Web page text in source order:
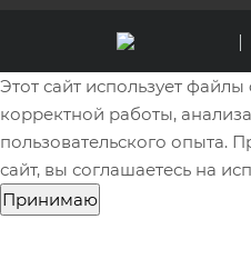
Этот сайт использует
корректной работы,
пользовательского опыта.
сайт, вы соглашаетесь на
Принимаю